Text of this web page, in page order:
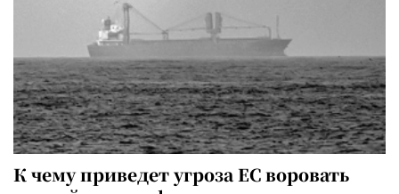
К чему приведет угроза ЕС воровать